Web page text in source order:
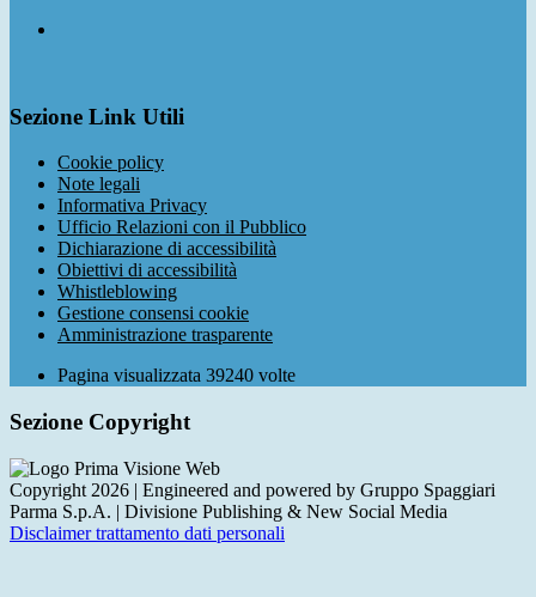
Sezione Link Utili
Cookie policy
Note legali
Informativa Privacy
Ufficio Relazioni con il Pubblico
Dichiarazione di accessibilità
Obiettivi di accessibilità
Whistleblowing
Gestione consensi cookie
Amministrazione trasparente
Pagina visualizzata 39240 volte
Sezione Copyright
Copyright 2026 | Engineered and powered by Gruppo Spaggiari
Parma S.p.A. | Divisione Publishing & New Social Media
Disclaimer trattamento dati personali